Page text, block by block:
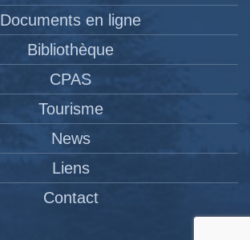
Documents en ligne
Bibliothèque
CPAS
Tourisme
News
Liens
Contact